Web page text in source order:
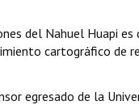
del Nahuel Huapi
cartográfico
egresado de la